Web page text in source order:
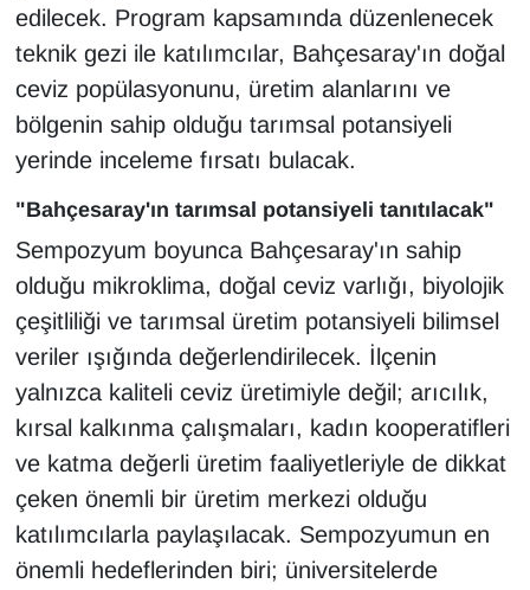
edilecek. Program kapsamında düzenlenecek
teknik gezi ile katılımcılar, Bahçesaray'ın doğal
ceviz popülasyonunu, üretim alanlarını ve
bölgenin sahip olduğu tarımsal potansiyeli
yerinde inceleme fırsatı bulacak.
"Bahçesaray'ın tarımsal potansiyeli tanıtılacak"
Sempozyum boyunca Bahçesaray'ın sahip
olduğu mikroklima, doğal ceviz varlığı, biyolojik
çeşitliliği ve tarımsal üretim potansiyeli bilimsel
veriler ışığında değerlendirilecek. İlçenin
yalnızca kaliteli ceviz üretimiyle değil; arıcılık,
kırsal kalkınma çalışmaları, kadın kooperatifleri
ve katma değerli üretim faaliyetleriyle de dikkat
çeken önemli bir üretim merkezi olduğu
katılımcılarla paylaşılacak. Sempozyumun en
önemli hedeflerinden biri; üniversitelerde